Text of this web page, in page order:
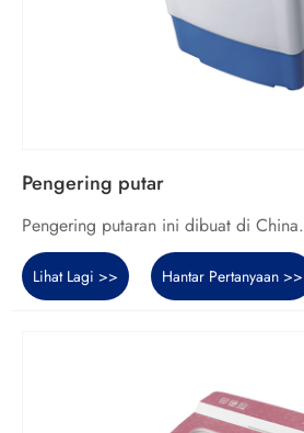
Pengering putar
Pengering putaran ini dibuat di China.
Lihat Lagi >> Hantar Pertanyaan >>